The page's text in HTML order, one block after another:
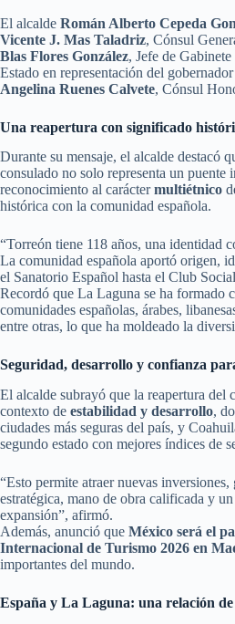
El alcalde Román Alberto Cepeda
Vicente J. Mas Taladriz, Cónsul
Blas Flores González, Jefe de
Estado en representación del gobernador
Angelina Ruenes Calvete, Cónsul
Una reapertura con significado
Durante su mensaje, el alcalde destacó
consulado no solo representa un
reconocimiento al caráctermultiétnico
histórica con la comunidad española.
“Torreón tiene 118 años, una identidad
La comunidad española aportó origen,
el Sanatorio Español hasta el Club
Recordó que La Laguna se ha formado
comunidades españolas, árabes,
entre otras, lo que ha moldeado la
Seguridad, desarrollo y confianza
El alcalde subrayó que la reapertura del
contexto de estabilidad y desarrollo,
ciudades más seguras del país, y
segundo estado con mejores índices de
“Esto permite atraer nuevas
estratégica, mano de obra calificada y
expansión”, afirmó.
Además, anunció que México será el
Internacional de Turismo 2026 en
importantes del mundo.
España y La Laguna: una relación